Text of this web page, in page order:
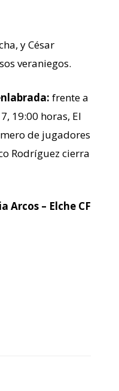
y César
veraniegos.
frente a
19:00 horas, El
de jugadores
Rodríguez cierra
Arcos – Elche CF